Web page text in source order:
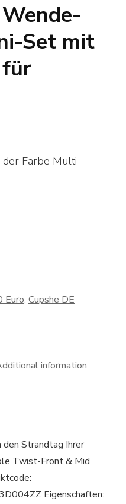
Set mit
der Farbe Multi-
Euro, Cupshe DE
information
den Strandtag Ihrer
Twist-Front & Mid
Eigenschaften: